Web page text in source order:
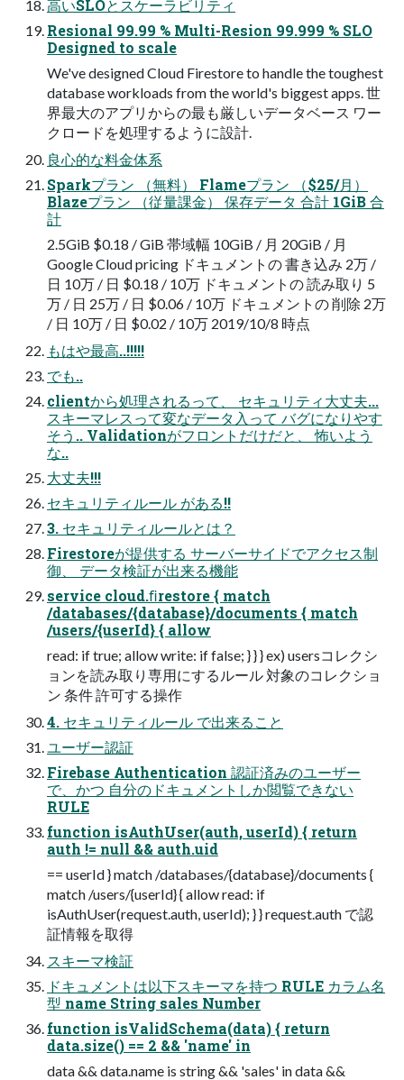
高いSLOとスケーラビリティ
Resional 99.99 % Multi-Resion 99.999 % SLO
Designed to scale
We've designed Cloud Firestore to handle the toughest
database workloads from the world's biggest apps. 世
界最大のアプリからの最も厳しいデータベース ワー
クロードを処理するように設計.
良心的な料金体系
Sparkプラン （無料） Flameプラン （$25/月）
Blazeプラン （従量課金） 保存データ 合計 1GiB 合
計
2.5GiB $0.18 / GiB 帯域幅 10GiB / 月 20GiB / 月
Google Cloud pricing ドキュメントの 書き込み 2万 /
日 10万 / 日 $0.18 / 10万 ドキュメントの 読み取り 5
万 / 日 25万 / 日 $0.06 / 10万 ドキュメントの 削除 2万
/ 日 10万 / 日 $0.02 / 10万 2019/10/8 時点
もはや最高..!!!!!
でも..
clientから処理されるって、 セキュリティ大丈夫...
スキーマレスって変なデータ入って バグになりやす
そう.. Validationがフロントだけだと、 怖いよう
な..
大丈夫!!!
セキュリティルール がある!!
3. セキュリティルールとは？
Firestoreが提供する サーバーサイドでアクセス制
御、 データ検証が出来る機能
service cloud.ﬁrestore { match
/databases/{database}/documents { match
/users/{userId} { allow
read: if true; allow write: if false; } } } ex) usersコレクシ
ョンを読み取り専用にするルール 対象のコレクショ
ン 条件 許可する操作
4. セキュリティルール で出来ること
ユーザー認証
Firebase Authentication 認証済みのユーザー
で、かつ 自分のドキュメントしか閲覧できない
RULE
function isAuthUser(auth, userId) { return
auth != null && auth.uid
== userId } match /databases/{database}/documents {
match /users/{userId} { allow read: if
isAuthUser(request.auth, userId); } } request.auth で認
証情報を取得
スキーマ検証
ドキュメントは以下スキーマを持つ RULE カラム名
型 name String sales Number
function isValidSchema(data) { return
data.size() == 2 && 'name' in
data && data.name is string && 'sales' in data &&